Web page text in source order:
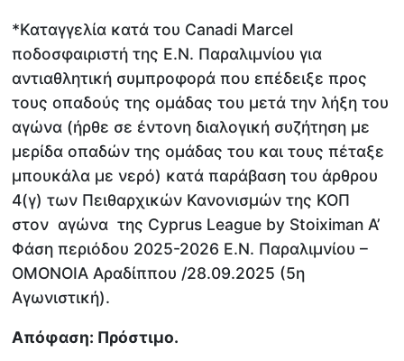
*Καταγγελία κατά του Canadi Marcel
ποδοσφαιριστή της Ε.Ν. Παραλιμνίου για
αντιαθλητική συμπροφορά που επέδειξε προς
τους οπαδούς της ομάδας του μετά την λήξη του
αγώνα (ήρθε σε έντονη διαλογική συζήτηση με
μερίδα οπαδών της ομάδας του και τους πέταξε
μπουκάλα με νερό) κατά παράβαση του άρθρου
4(γ) των Πειθαρχικών Κανονισμών της ΚΟΠ
στον αγώνα της Cyprus League by Stoiximan Α’
Φάση περιόδου 2025-2026 Ε.Ν. Παραλιμνίου –
ΟΜΟΝΟΙΑ Αραδίππου /28.09.2025 (5η
Αγωνιστική).
Απόφαση: Πρόστιμο.